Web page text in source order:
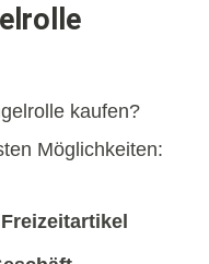
kaufen?
Möglichkeiten: